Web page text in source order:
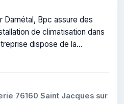
Darnétal, Bpc assure des
de climatisation dans
dispose de la
76160 Saint Jacques sur